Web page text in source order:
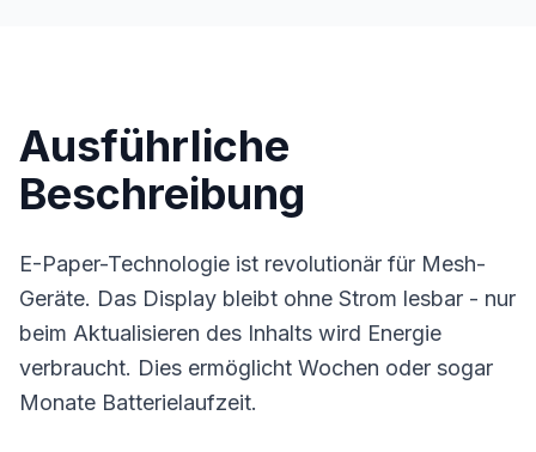
Ausführliche
Beschreibung
E-Paper-Technologie ist revolutionär für Mesh-
Geräte. Das Display bleibt ohne Strom lesbar - nur
beim Aktualisieren des Inhalts wird Energie
verbraucht. Dies ermöglicht Wochen oder sogar
Monate Batterielaufzeit.